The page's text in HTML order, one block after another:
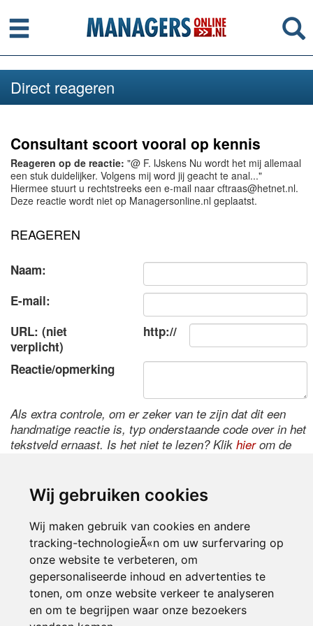
Wij gebruiken cookies
Wij maken gebruik van cookies en andere
tracking-technologieÃ«n om uw surfervaring op
onze website te verbeteren, om
gepersonaliseerde inhoud en advertenties te
tonen, om onze website verkeer te analyseren
en om te begrijpen waar onze bezoekers
Menu
Direct reageren
Consultant scoort vooral op kennis
Reageren op de reactie: "@ F. IJskens Nu wordt het mij allemaal
een stuk duidelijker. Volgens mij word jij geacht te anal..."
Hiermee stuurt u rechtstreeks een e-mail naar cftraas@hetnet.nl.
Deze reactie wordt niet op Managersonline.nl geplaatst.
REAGEREN
Naam:
E-mail:
URL: (niet
verplicht)
http://
Reactie/opmerking
Als extra controle, om er zeker van te zijn dat dit een
handmatige reactie is, typ onderstaande code over in het
tekstveld ernaast. Is het niet te lezen? Klik hierom de
Inloggen